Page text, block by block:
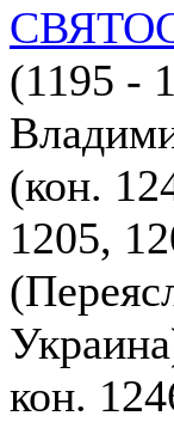
(1195 -
(кон.
1205,
кон.